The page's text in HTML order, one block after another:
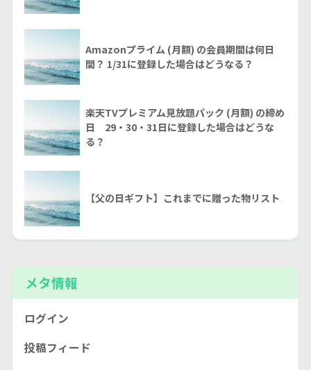
Amazonプライム (月額) の会員期間は何日
間？ 1/31に登録した場合はどうなる？
楽天TVプレミアム見放題パック (月額) の締め
日 29・30・31日に登録した場合はどうな
る？
【父の日ギフト】これまでに贈った物リスト
メタ情報
ログイン
投稿フィード